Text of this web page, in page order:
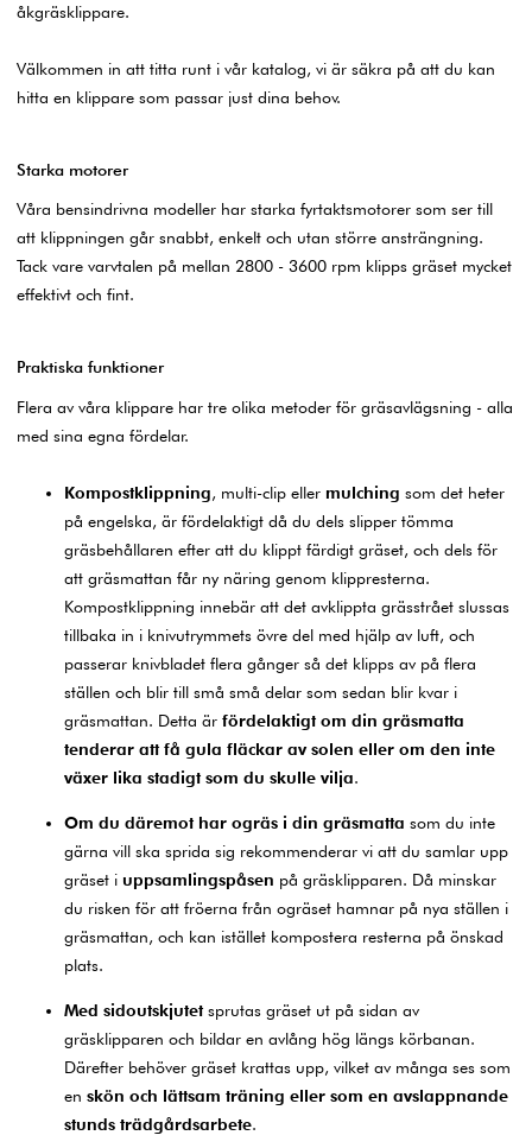
åkgräsklippare.
Välkommen in att titta runt i vår katalog, vi är säkra på att du kan
hitta en klippare som passar just dina behov.
Starka motorer
Våra bensindrivna modeller har starka fyrtaktsmotorer som ser till
att klippningen går snabbt, enkelt och utan större ansträngning.
Tack vare varvtalen på mellan 2800 - 3600 rpm klipps gräset mycket
effektivt och fint.
Praktiska funktioner
Flera av våra klippare har tre olika metoder för gräsavlägsning - alla
med sina egna fördelar.
Kompostklippning, multi-clip eller mulching som det heter
på engelska, är fördelaktigt då du dels slipper tömma
gräsbehållaren efter att du klippt färdigt gräset, och dels för
att gräsmattan får ny näring genom klippresterna.
Kompostklippning innebär att det avklippta grässtrået slussas
tillbaka in i knivutrymmets övre del med hjälp av luft, och
passerar knivbladet flera gånger så det klipps av på flera
ställen och blir till små små delar som sedan blir kvar i
gräsmattan. Detta är fördelaktigt om din gräsmatta
tenderar att få gula fläckar av solen eller om den inte
växer lika stadigt som du skulle vilja.
Om du däremot har ogräs i din gräsmatta som du inte
gärna vill ska sprida sig rekommenderar vi att du samlar upp
gräset i uppsamlingspåsen på gräsklipparen. Då minskar
du risken för att fröerna från ogräset hamnar på nya ställen i
gräsmattan, och kan istället kompostera resterna på önskad
plats.
Med sidoutskjutet sprutas gräset ut på sidan av
gräsklipparen och bildar en avlång hög längs körbanan.
Därefter behöver gräset krattas upp, vilket av många ses som
en skön och lättsam träning eller som en avslappnande
stunds trädgårdsarbete.